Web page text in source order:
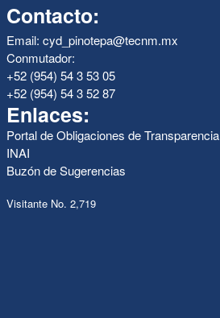
Contacto:
Email: cyd_pinotepa@tecnm.mx
Conmutador:
+52 (954) 54 3 53 05
+52 (954) 54 3 52 87
Enlaces:
Portal de Obligaciones de Transparencia
INAI
Buzón de Sugerencias
Visitante No. 2,719